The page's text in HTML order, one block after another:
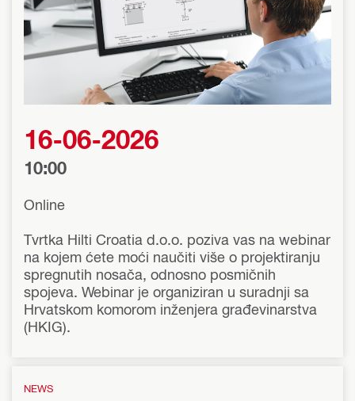
16-06-2026
10:00
Online
Tvrtka Hilti Croatia d.o.o. poziva vas na webinar
na kojem ćete moći naučiti više o projektiranju
spregnutih nosača, odnosno posmičnih
spojeva. Webinar je organiziran u suradnji sa
Hrvatskom komorom inženjera građevinarstva
(HKIG).
NEWS